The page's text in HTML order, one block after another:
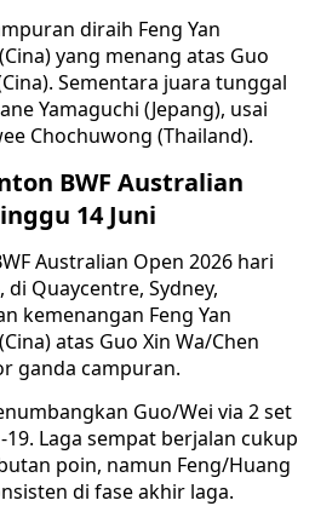
diraih Feng Yan
yang menang atas Guo
Sementara juara tunggal
Yamaguchi (Jepang), usai
Chochuwong (Thailand).
BWF Australian
14 Juni
Australian Open 2026 hari
Quaycentre, Sydney,
kemenangan Feng Yan
atas Guo Xin Wa/Chen
ganda campuran.
Guo/Wei via 2 set
Laga sempat berjalan cukup
poin, namun Feng/Huang
di fase akhir laga.